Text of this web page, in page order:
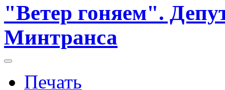
"Ветер гоняем".
Минтранса
Печать